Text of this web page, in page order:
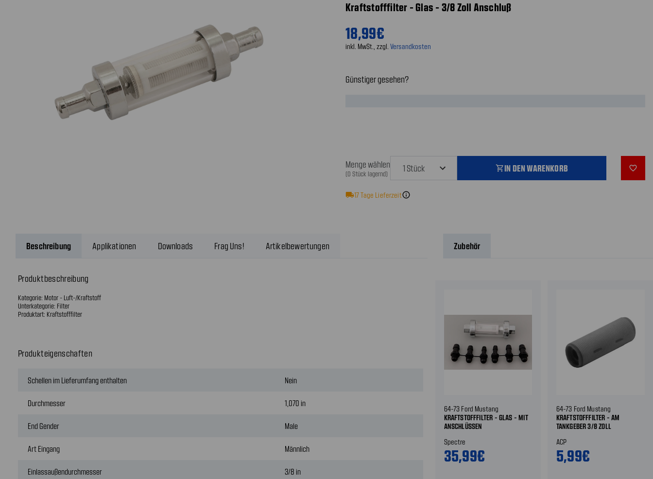
Kraftstofffilter - Glas - 3/8 Zoll Anschluß
18,99€
inkl. MwSt., zzgl. Versandkosten
Günstiger gesehen?
Menge wählen
(0 Stück lagernd)
shopping_cartIN DEN WARENKORB favorite_outline
local_shipping17Tage Lieferzeitinfo
Beschreibung Applikationen Downloads Frag Uns! Artikelbewertungen
Produktbeschreibung
Kategorie: Motor - Luft-/Kraftstoff
Unterkategorie: Filter
Produktart: Kraftstofffilter
Produkteigenschaften
Schellen im Lieferumfang enthalten Nein
Durchmesser 1,070 in
End Gender Male
Art Eingang Männlich
Einlassaußendurchmesser 3/8 in
Zubehör
64-73 Ford Mustang
KRAFTSTOFFFILTER - GLAS - MIT
ANSCHLÜSSEN
Spectre
35,99€
64-73 Ford Mustang
KRAFTSTOFFFILTER - AM
TANKGEBER 3/8 ZOLL
ACP
5,99€